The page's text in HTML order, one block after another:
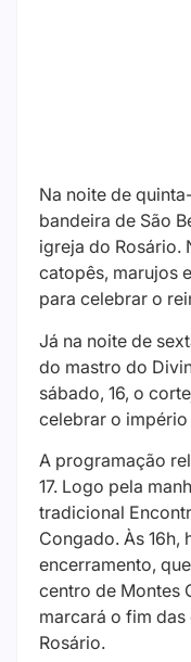
Na noite de
bandeira de São
igreja do Rosário.
catopês, marujos
para celebrar o
Já na noite de
do mastro do
sábado, 16, o
celebrar o
A programação
17. Logo pela
tradicional
Congado. Às 16h,
encerramento,
centro de Montes
marcará o fim
Rosário.